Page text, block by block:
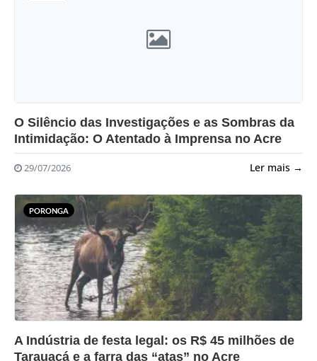
O Silêncio das Investigações e as Sombras da
Intimidação: O Atentado à Imprensa no Acre
29/07/2026 Ler mais →
PORONGA
?>
A Indústria de festa legal: os R$ 45 milhões de
Tarauacá e a farra das “atas” no Acre